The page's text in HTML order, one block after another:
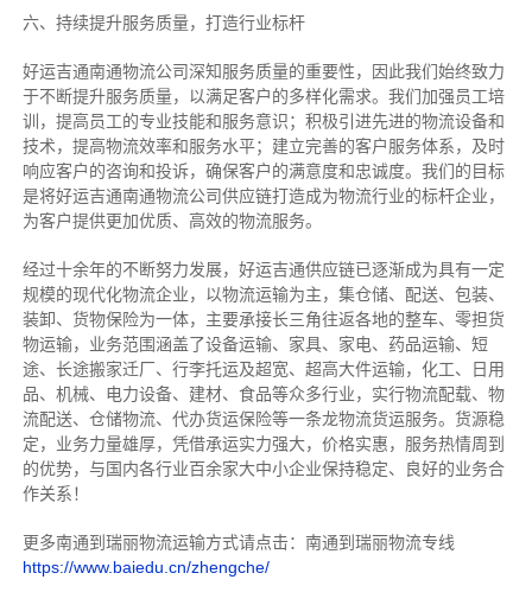
六、持续提升服务质量，打造行业标杆
好运吉通南通物流公司深知服务质量的重要性，因此我们始终致力
于不断提升服务质量，以满足客户的多样化需求。我们加强员工培
训，提高员工的专业技能和服务意识；积极引进先进的物流设备和
技术，提高物流效率和服务水平；建立完善的客户服务体系，及时
响应客户的咨询和投诉，确保客户的满意度和忠诚度。我们的目标
是将好运吉通南通物流公司供应链打造成为物流行业的标杆企业，
为客户提供更加优质、高效的物流服务。
经过十余年的不断努力发展，好运吉通供应链已逐渐成为具有一定
规模的现代化物流企业，以物流运输为主，集仓储、配送、包装、
装卸、货物保险为一体，主要承接长三角往返各地的整车、零担货
物运输，业务范围涵盖了设备运输、家具、家电、药品运输、短
途、长途搬家迁厂、行李托运及超宽、超高大件运输，化工、日用
品、机械、电力设备、建材、食品等众多行业，实行物流配载、物
流配送、仓储物流、代办货运保险等一条龙物流货运服务。货源稳
定，业务力量雄厚，凭借承运实力强大，价格实惠，服务热情周到
的优势，与国内各行业百余家大中小企业保持稳定、良好的业务合
作关系！
更多南通到瑞丽物流运输方式请点击：南通到瑞丽物流专线
https://www.baiedu.cn/zhengche/